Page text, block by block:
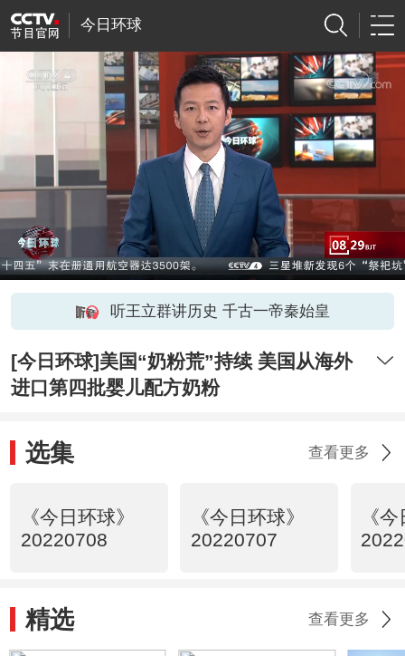
今日环球
听王立群讲历史 千古一帝秦始皇
[今日环球]美国“奶粉荒”持续 美国从海外
进口第四批婴儿配方奶粉
选集 查看更多
《今日环球》
20220708
《今日环球》
20220707
《
精选 查看更多